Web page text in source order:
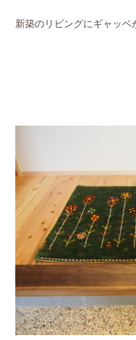
新築のリビングにギャッ